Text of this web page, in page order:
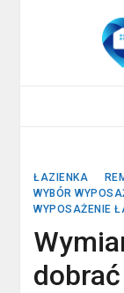
ŁAZIENKA
WYBÓR
WYPOSAŻENIE